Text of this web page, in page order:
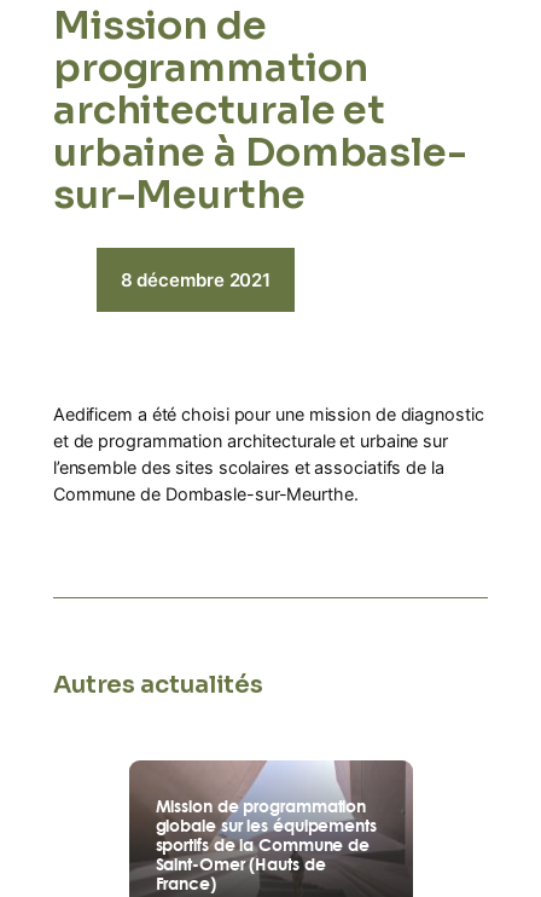
Mission de
programmation
architecturale et
urbaine à Dombasle-
sur-Meurthe
8 décembre 2021
Aedificem a été choisi pour une mission de diagnostic
et de programmation architecturale et urbaine sur
l’ensemble des sites scolaires et associatifs de la
Commune de Dombasle-sur-Meurthe.
Autres actualités
Mission de programmation
globale sur les équipements
sportifs de la Commune de
Saint-Omer (Hauts de
France)